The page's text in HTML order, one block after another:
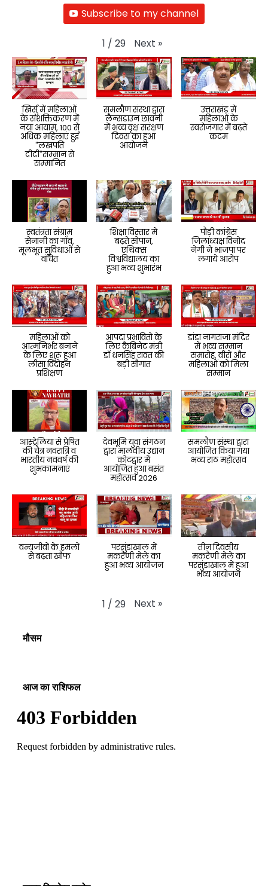
Subscribe to my channel
1 / 29 Next »
खिर्सु में महिलाओं
के सशक्तिकरण में
नया आयाम, 100 से
अधिक महिलाएं हुई
"लखपति
दीदी"सम्मान से
सम्मानित
समलौण संस्था द्वारा
लैन्सडाउन छावनी
में भव्य वृक्ष सरंक्षण
दिवस का हुआ
आयोजन
उत्तराखंड में
महिलाओं के
स्वरोजगार में बढ़ते
कदम
स्वतंत्रता संग्राम
सेनानी का गाँव,
मूलभूत सुविधाओं से
वंचित
शिक्षा विस्तार में
बढ़ते सोपान,
एथिक्स
विश्वविद्यालय का
हुआ भव्य शुभारंभ
पौड़ी कांग्रेस
जिलाध्यक्ष विनोद
नेगी ने भाजपा पर
लगाये आरोप
महिलाओं को
आत्मनिर्भर बनाने
के लिए शुरू हुआ
लीसा विदोहन
प्रशिक्षण
आपदा प्रभावितो के
लिए कैबिनेट मंत्री
डॉ धनसिंह रावत की
बड़ी सौगात
डांडा नागराजा मंदिर
में भव्य सम्मान
समारोह, वीरों और
महिलाओं को मिला
सम्मान
आस्ट्रेलिया से प्रेषित
की चैत्र नवरात्रि व
भारतीय नववर्ष की
शुभकामनाएं
देवभूमि युवा संगठन
द्वारा मालवीय उद्यान
कोटद्वार में
आयोजित हुआ बसंत
महोत्सव 2026
समलौण संस्था द्वारा
आयोजित किया गया
भव्य राठ महोत्सव
वन्यजीवों के हमलों
से बढ़ता खौफ
परसुंडाखाल में
मकरैणी मेले का
हुआ भव्य आयोजन
तीन दिवसीय
मकरैणी मेले का
परसुंडाखाल में हुआ
भव्य आयोजन
1 / 29 Next »
मौसम
आज का राशिफल